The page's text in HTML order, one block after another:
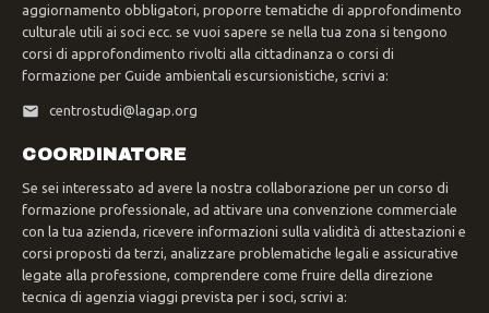
aggiornamento obbligatori, proporre tematiche di approfondimento
culturale utili ai soci ecc. se vuoi sapere se nella tua zona si tengono
corsi di approfondimento rivolti alla cittadinanza o corsi di
formazione per Guide ambientali escursionistiche, scrivi a:
centrostudi@lagap.org
COORDINATORE
Se sei interessato ad avere la nostra collaborazione per un corso di
formazione professionale, ad attivare una convenzione commerciale
con la tua azienda, ricevere informazioni sulla validità di attestazioni e
corsi proposti da terzi, analizzare problematiche legali e assicurative
legate alla professione, comprendere come fruire della direzione
tecnica di agenzia viaggi prevista per i soci, scrivi a: